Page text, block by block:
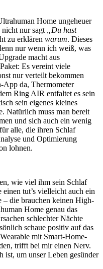
Home ungeheuer
nur sagt
„Du hast
zu erklären warum. Dieses
nur wenn ich weiß, was
macht aus
Es vereint viele
nur verteilt bekommen
App da, Thermometer
Ring AIR entfaltet es sein
sein eigenes kleines
Natürlich muss man bereit
und sich auch ein wenig
alle, die ihren Schlaf
und Optimierung
lohnen.
wie viel ihm sein Schlaf
tut’s vielleicht auch ein
– die brauchen keinen High-
Home genau das
schlechter Nächte
schaue positiv auf das
mit Smart-Home-
trifft bei mir einen Nerv.
ist, um unser Leben gesünder